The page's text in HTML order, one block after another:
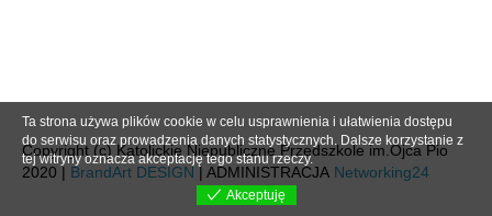
Copyright (c) Katolickie Niepubliczne Przedszkole im.Ojca Pio
2020 | BrandArt DESIGN | ADMINISTRACJA Networking24
Ta strona używa plików cookie w celu usprawnienia i ułatwienia dostępu
do serwisu oraz prowadzenia danych statystycznych. Dalsze korzystanie z
tej witryny oznacza akceptację tego stanu rzeczy.
Akceptuję